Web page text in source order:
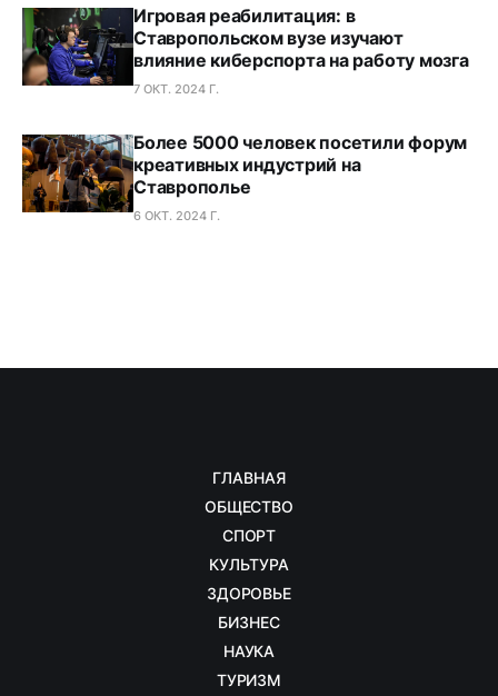
Игровая реабилитация: в
Ставропольском вузе изучают
влияние киберспорта на работу мозга
7 ОКТ. 2024 Г.
Более 5000 человек посетили форум
креативных индустрий на
Ставрополье
6 ОКТ. 2024 Г.
ГЛАВНАЯ
ОБЩЕСТВО
СПОРТ
КУЛЬТУРА
ЗДОРОВЬЕ
БИЗНЕС
НАУКА
ТУРИЗМ